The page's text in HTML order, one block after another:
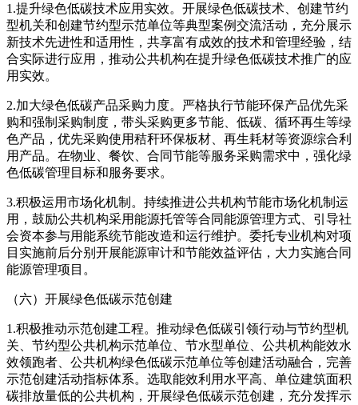
1.提升绿色低碳技术应用实效。开展绿色低碳技术、创建节约
型机关和创建节约型示范单位等典型案例交流活动，充分展示
新技术先进性和适用性，共享富有成效的技术和管理经验，结
合实际进行应用，推动公共机构在提升绿色低碳技术推广的应
用实效。
2.加大绿色低碳产品采购力度。严格执行节能环保产品优先采
购和强制采购制度，带头采购更多节能、低碳、循环再生等绿
色产品，优先采购使用秸秆环保板材、再生耗材等资源综合利
用产品。在物业、餐饮、合同节能等服务采购需求中，强化绿
色低碳管理目标和服务要求。
3.积极运用市场化机制。持续推进公共机构节能市场化机制运
用，鼓励公共机构采用能源托管等合同能源管理方式、引导社
会资本参与用能系统节能改造和运行维护。委托专业机构对项
目实施前后分别开展能源审计和节能效益评估，大力实施合同
能源管理项目。
（六）开展绿色低碳示范创建
1.积极推动示范创建工程。推动绿色低碳引领行动与节约型机
关、节约型公共机构示范单位、节水型单位、公共机构能效水
效领跑者、公共机构绿色低碳示范单位等创建活动融合，完善
示范创建活动指标体系。选取能效利用水平高、单位建筑面积
碳排放量低的公共机构，开展绿色低碳示范创建，充分发挥示